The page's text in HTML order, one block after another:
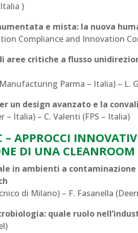
)
e mista: la nuova
Compliance and Innovation
aree critiche a flusso
Parma – Italia) – L.
un design avanzato e la
– Italia) – C. Valenti (FPS – Italia)
– APPROCCI
DI UNA CLEANROOM
in ambienti a
di Milano) – F. Fasanella
quale ruolo